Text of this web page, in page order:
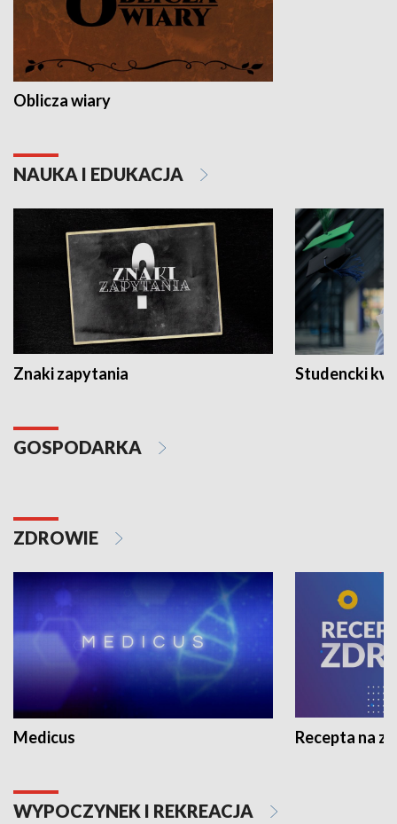
Oblicza wiary
NAUKA I EDUKACJA
Znaki zapytania Studencki
GOSPODARKA
ZDROWIE
Medicus Recepta na
WYPOCZYNEK I REKREACJA